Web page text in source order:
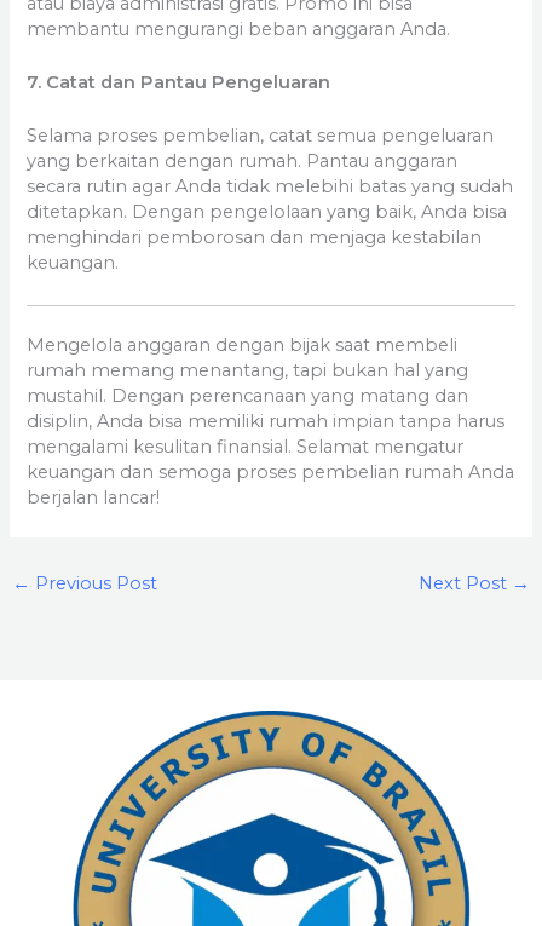
membantu mengurangi beban anggaran Anda.
7. Catat dan Pantau Pengeluaran
Selama proses pembelian, catat semua pengeluaran
yang berkaitan dengan rumah. Pantau anggaran
secara rutin agar Anda tidak melebihi batas yang sudah
ditetapkan. Dengan pengelolaan yang baik, Anda bisa
menghindari pemborosan dan menjaga kestabilan
keuangan.
Mengelola anggaran dengan bijak saat membeli
rumah memang menantang, tapi bukan hal yang
mustahil. Dengan perencanaan yang matang dan
disiplin, Anda bisa memiliki rumah impian tanpa harus
mengalami kesulitan finansial. Selamat mengatur
keuangan dan semoga proses pembelian rumah Anda
berjalan lancar!
← Previous Post Next Post →